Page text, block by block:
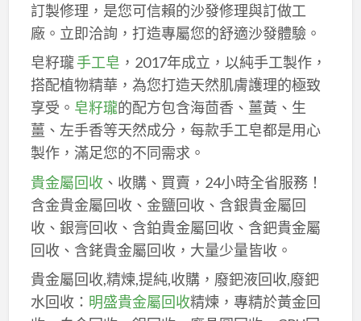
訂製修理，是您可信賴的沙發修理與訂做工
廠。立即洽詢，打造專屬您的舒適沙發體驗。
皂籽瓏手工皂 ，2017年成立，以純手工製作，
搭配植物精華，為您打造天然肌膚護理的極致
享受。 皂籽瓏的配方包含海茴香、薑黃、生
薑、左手香等天然成分，每款手工皂都是用心
製作，滿足您的不同需求。
貴金屬回收、收購、買賣，24小時全省服務！
含金貴金屬回收、金鹽回收、含銀貴金屬回
收、銀膏回收、含鉑貴金屬回收、含鈀貴金屬
回收、含銠貴金屬回收，大量少量皆收。
貴金屬回收,精煉,提純,收購，廢鈀液回收,廢鈀
水回收： 明盛貴金屬回收精煉，專精於黃金回